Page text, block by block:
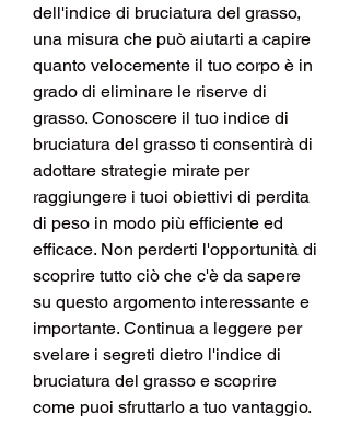
dell'indice di bruciatura del grasso,
una misura che può aiutarti a capire
quanto velocemente il tuo corpo è in
grado di eliminare le riserve di
grasso. Conoscere il tuo indice di
bruciatura del grasso ti consentirà di
adottare strategie mirate per
raggiungere i tuoi obiettivi di perdita
di peso in modo più efficiente ed
efficace. Non perderti l'opportunità di
scoprire tutto ciò che c'è da sapere
su questo argomento interessante e
importante. Continua a leggere per
svelare i segreti dietro l'indice di
bruciatura del grasso e scoprire
come puoi sfruttarlo a tuo vantaggio.